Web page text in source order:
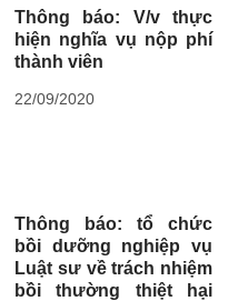
Thông báo: V/v thực
hiện nghĩa vụ nộp phí
thành viên
22/09/2020
Thông báo: tổ chức
bồi dưỡng nghiệp vụ
Luật sư về trách nhiệm
bồi thường thiệt hại